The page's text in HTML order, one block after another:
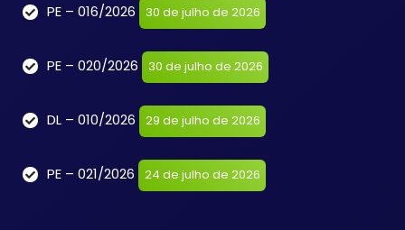
PE – 016/2026 30 de julho de 2026
PE – 020/2026 30 de julho de 2026
DL – 010/2026 29 de julho de 2026
PE – 021/2026 24 de julho de 2026